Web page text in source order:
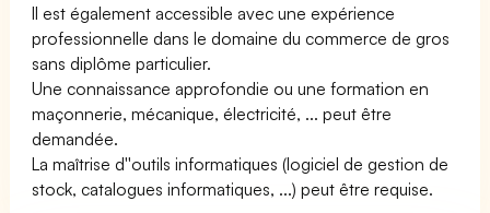
Il est également accessible avec une expérience
professionnelle dans le domaine du commerce de gros
sans diplôme particulier.
Une connaissance approfondie ou une formation en
maçonnerie, mécanique, électricité, ... peut être
demandée.
La maîtrise d''outils informatiques (logiciel de gestion de
stock, catalogues informatiques, ...) peut être requise.